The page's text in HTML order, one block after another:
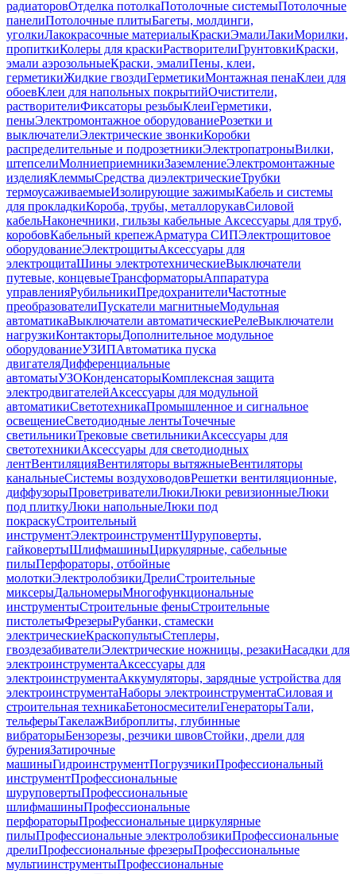
радиаторовОтделка потолкаПотолочные системыПотолочные
панелиПотолочные плитыБагеты, молдинги,
уголкиЛакокрасочные материалыКраскиЭмалиЛакиМорилки,
пропиткиКолеры для краскиРастворителиГрунтовкиКраски,
эмали аэрозольныеКраски, эмалиПены, клеи,
герметикиЖидкие гвоздиГерметикиМонтажная пенаКлеи для
обоевКлеи для напольных покрытийОчистители,
растворителиФиксаторы резьбыКлеиГерметики,
пеныЭлектромонтажное оборудованиеРозетки и
выключателиЭлектрические звонкиКоробки
распределительные и подрозетникиЭлектропатроныВилки,
штепселиМолниеприемникиЗаземлениеЭлектромонтажные
изделияКлеммыСредства диэлектрическиеТрубки
термоусаживаемыеИзолирующие зажимыКабель и системы
для прокладкиКороба, трубы, металлорукавСиловой
кабельНаконечники, гильзы кабельные Аксессуары для труб,
коробовКабельный крепежАрматура СИПЭлектрощитовое
оборудованиеЭлектрощитыАксессуары для
электрощитаШины электротехническиеВыключатели
путевые, концевыеТрансформаторыАппаратура
управленияРубильникиПредохранителиЧастотные
преобразователиПускатели магнитныеМодульная
автоматикаВыключатели автоматическиеРелеВыключатели
нагрузкиКонтакторыДополнительное модульное
оборудованиеУЗИПАвтоматика пуска
двигателяДифференциальные
автоматыУЗОКонденсаторыКомплексная защита
электродвигателейАксессуары для модульной
автоматикиСветотехникаПромышленное и сигнальное
освещениеСветодиодные лентыТочечные
светильникиТрековые светильникиАксессуары для
светотехникиАксессуары для светодиодных
лентВентиляцияВентиляторы вытяжныеВентиляторы
канальныеСистемы воздуховодовРешетки вентиляционные,
диффузорыПроветривателиЛюкиЛюки ревизионныеЛюки
под плиткуЛюки напольныеЛюки под
покраскуСтроительный
инструментЭлектроинструментШуруповерты,
гайковертыШлифмашиныЦиркулярные, сабельные
пилыПерфораторы, отбойные
молоткиЭлектролобзикиДрелиСтроительные
миксерыДальномерыМногофункциональные
инструментыСтроительные феныСтроительные
пистолетыФрезерыРубанки, стамески
электрическиеКраскопультыСтеплеры,
гвоздезабивателиЭлектрические ножницы, резакиНасадки для
электроинструментаАксессуары для
электроинструментаАккумуляторы, зарядные устройства для
электроинструментаНаборы электроинструментаСиловая и
строительная техникаБетоносмесителиГенераторыТали,
тельферыТакелажВиброплиты, глубинные
вибраторыБензорезы, резчики швовСтойки, дрели для
буренияЗатирочные
машиныГидроинструментПогрузчикиПрофессиональный
инструментПрофессиональные
шуруповертыПрофессиональные
шлифмашиныПрофессиональные
перфораторыПрофессиональные циркулярные
пилыПрофессиональные электролобзикиПрофессиональные
дрелиПрофессиональные фрезерыПрофессиональные
мультиинструментыПрофессиональные